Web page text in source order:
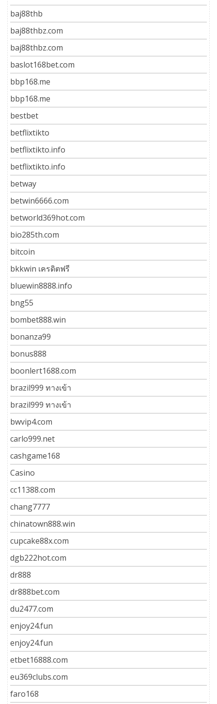
baj88thb
baj88thbz.com
baj88thbz.com
baslot168bet.com
bbp168.me
bbp168.me
bestbet
betflixtikto
betflixtikto.info
betflixtikto.info
betway
betwin6666.com
betworld369hot.com
bio285th.com
bitcoin
bkkwin เครดิตฟรี
bluewin8888.info
bng55
bombet888.win
bonanza99
bonus888
boonlert1688.com
brazil999 ทางเข้า
brazil999 ทางเข้า
bwvip4.com
carlo999.net
cashgame168
Casino
cc11388.com
chang7777
chinatown888.win
cupcake88x.com
dgb222hot.com
dr888
dr888bet.com
du2477.com
enjoy24.fun
enjoy24.fun
etbet16888.com
eu369clubs.com
faro168